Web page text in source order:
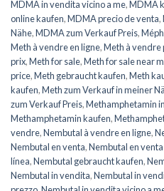
MDMA in vendita vicino a me,MDMA
online kaufen,MDMA precio de venta,
Nähe,MDMA zum Verkauf Preis,
Meth à vendre en ligne,Meth à vendre
prix,Meth for sale,Meth for sale near
price,Meth gebraucht kaufen,Meth
kaufen,Meth zum Verkauf in meiner
zum Verkauf Preis,Methamphetamin
Methamphetamin kaufen,
vendre,Nembutal à vendre en ligne,
Nembutal en venta,Nembutal en
línea,Nembutal gebraucht kaufen,
Nembutal in vendita,Nembutal in